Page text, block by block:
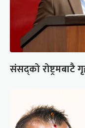
संसद्को रोष्ट्रमबाटै